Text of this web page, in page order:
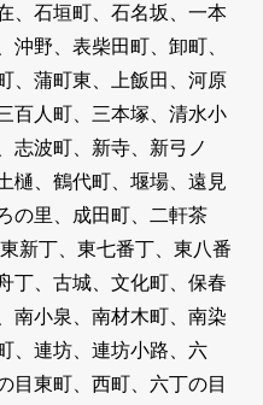
、石垣町、石名坂、一本
沖野、表柴田町、卸町、
、蒲町東、上飯田、河原
百人町、三本塚、清水小
志波町、新寺、新弓ノ
樋、鶴代町、堰場、遠見
の里、成田町、二軒茶
新丁、東七番丁、東八番
丁、古城、文化町、保春
南小泉、南材木町、南染
、連坊、連坊小路、六
目東町、西町、六丁の目